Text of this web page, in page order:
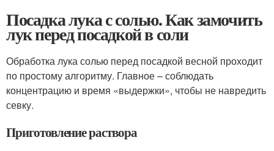
Посадка лука с солью. Как замочить
лук перед посадкой в соли
Обработка лука солью перед посадкой весной проходит
по простому алгоритму. Главное – соблюдать
концентрацию и время «выдержки», чтобы не навредить
севку.
Приготовление раствора